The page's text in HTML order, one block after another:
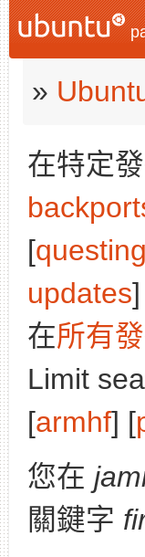
»
在特定
[
updates
在所有
Limit
[armhf] [
您在
關鍵字